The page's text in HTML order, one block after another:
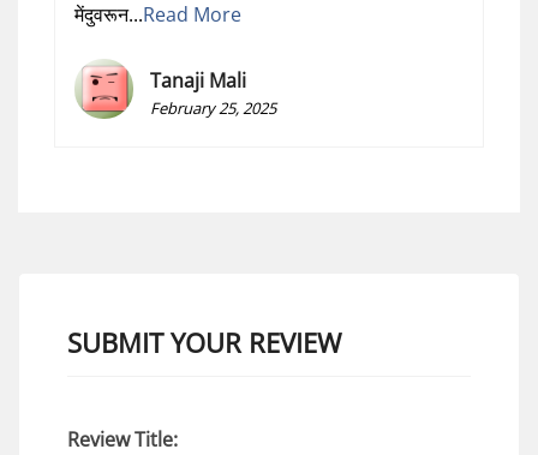
मेंदुवरून...Read More
Tanaji Mali
February 25, 2025
SUBMIT YOUR REVIEW
Review Title: